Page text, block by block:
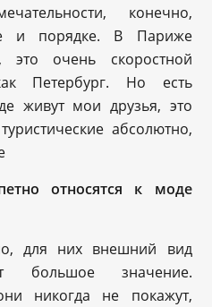
конечно,
и порядке. В Париже
это очень скоростной
Петербург. Но есть
живут мои друзья, это
абсолютно,
относятся к моде
для них внешний вид
большое значение.
никогда не покажут,